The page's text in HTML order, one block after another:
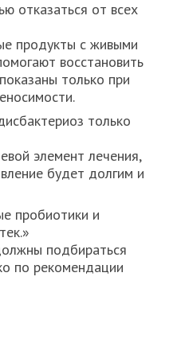
отказаться от всех
продукты с живыми
восстановить
только при
только
элемент лечения,
будет долгим и
пробиотики и
подбираться
по рекомендации